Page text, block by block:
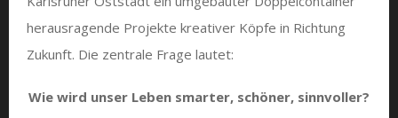
herausragende Projekte kreativer Köpfe in Richtung
Zukunft. Die zentrale Frage lautet:
Wie wird unser Leben smarter, schöner, sinnvoller?